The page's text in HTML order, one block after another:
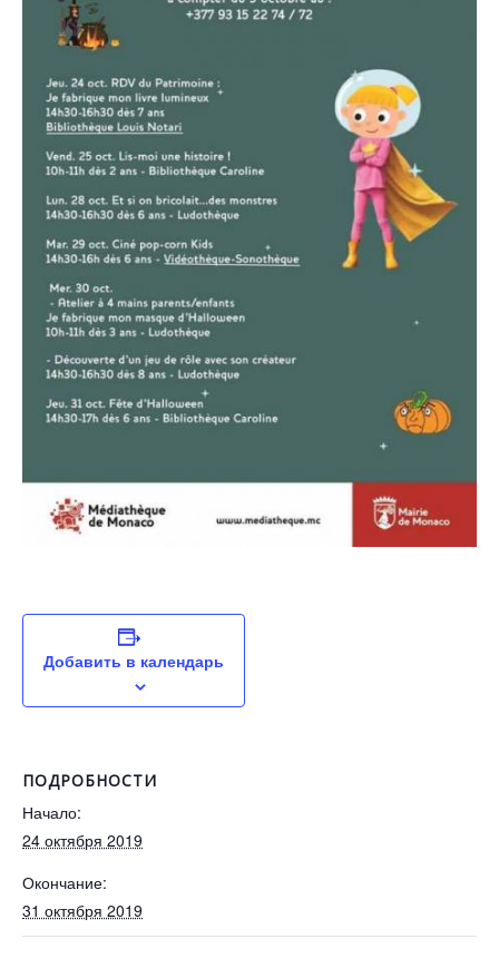
Добавить в календарь
ПОДРОБНОСТИ
Начало:
24 октября 2019
Окончание:
31 октября 2019